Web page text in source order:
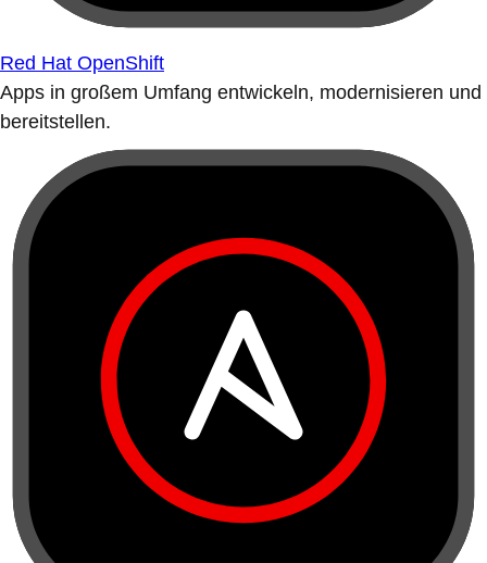
Red Hat OpenShift
Apps in großem Umfang entwickeln, modernisieren und
bereitstellen.